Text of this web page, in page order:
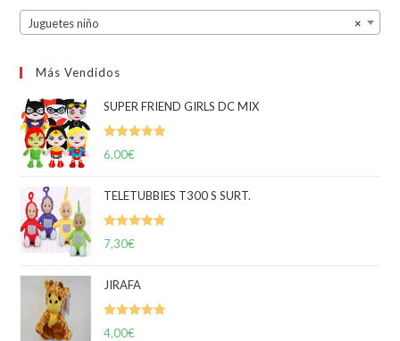
×
Juguetes niño
Más Vendidos
SUPER FRIEND GIRLS DC MIX
Valorado
6,00€
TELETUBBIES T300 S SURT.
Valorado
7,30€
JIRAFA
Valorado
4,00€